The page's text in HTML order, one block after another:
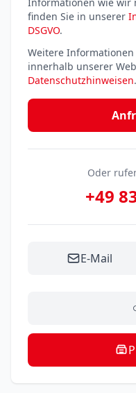
finden Sie in unserer
DSGVO.
Weitere
innerhalb unserer
Datenschutzhinweisen.
Oder
+49
E-Mail